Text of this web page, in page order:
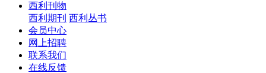
西利刊物
西利期刊 西利丛书
会员中心
网上招聘
联系我们
在线反馈